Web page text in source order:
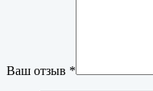
Ваш отзыв *